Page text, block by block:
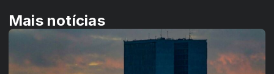
Mais notícias